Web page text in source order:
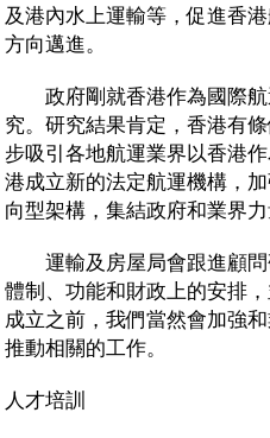
及港內水上運輸等，促進香
方向邁進。
政府剛就香港作為國際航
究。研究結果肯定，香港有
步吸引各地航運業界以香港
港成立新的法定航運機構，
向型架構，集結政府和業界
運輸及房屋局會跟進顧問
體制、功能和財政上的安排
成立之前，我們當然會加強
推動相關的工作。
人才培訓